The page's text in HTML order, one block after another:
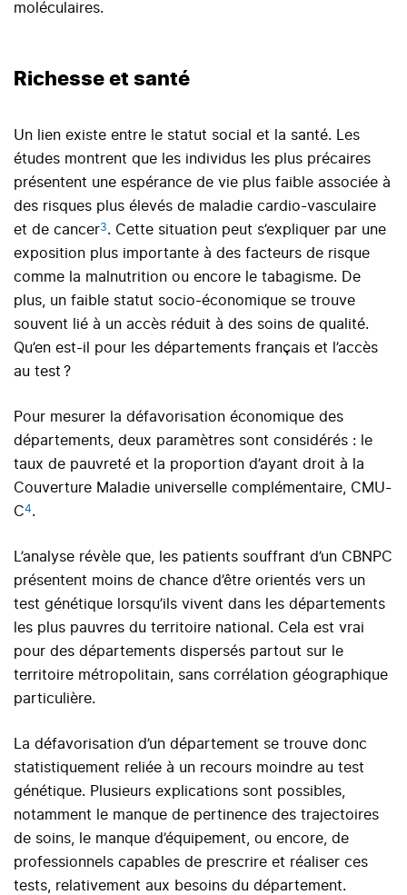
moléculaires.
Richesse et santé
Un lien existe entre le statut social et la santé. Les
études montrent que les individus les plus précaires
présentent une espérance de vie plus faible associée à
des risques plus élevés de maladie cardio-vasculaire
et de cancer3. Cette situation peut s’expliquer par une
exposition plus importante à des facteurs de risque
comme la malnutrition ou encore le tabagisme. De
plus, un faible statut socio-économique se trouve
souvent lié à un accès réduit à des soins de qualité.
Qu’en est-il pour les départements français et l’accès
au test ?
Pour mesurer la défavorisation économique des
départements, deux paramètres sont considérés : le
taux de pauvreté et la proportion d’ayant droit à la
Couverture Maladie universelle complémentaire, CMU-
C4.
L’analyse révèle que, les patients souffrant d’un CBNPC
présentent moins de chance d’être orientés vers un
test génétique lorsqu’ils vivent dans les départements
les plus pauvres du territoire national. Cela est vrai
pour des départements dispersés partout sur le
territoire métropolitain, sans corrélation géographique
particulière.
La défavorisation d’un département se trouve donc
statistiquement reliée à un recours moindre au test
génétique. Plusieurs explications sont possibles,
notamment le manque de pertinence des trajectoires
de soins, le manque d’équipement, ou encore, de
professionnels capables de prescrire et réaliser ces
tests, relativement aux besoins du département.